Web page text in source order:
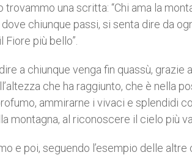
trovammo una scritta: “Chi ama la
chiunque passi, si senta dire da
Fiore più bello”.
a chiunque venga fin quassù,
che ha raggiunto, che è nella
ammirarne i vivaci e splendidi
montagna, al riconoscere il cielo più
e poi, seguendo l’esempio delle